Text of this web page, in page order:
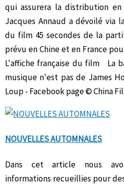
qui assurera la distribution
Jacques Annaud a dévoilé via
du film 45 secondes de la
prévu en Chine et en France
L'affiche française du film La
musique n'est pas de James
Loup - Facebook page © China
NOUVELLES AUTOMNALES
Dans cet article nous
informations recueillies pour